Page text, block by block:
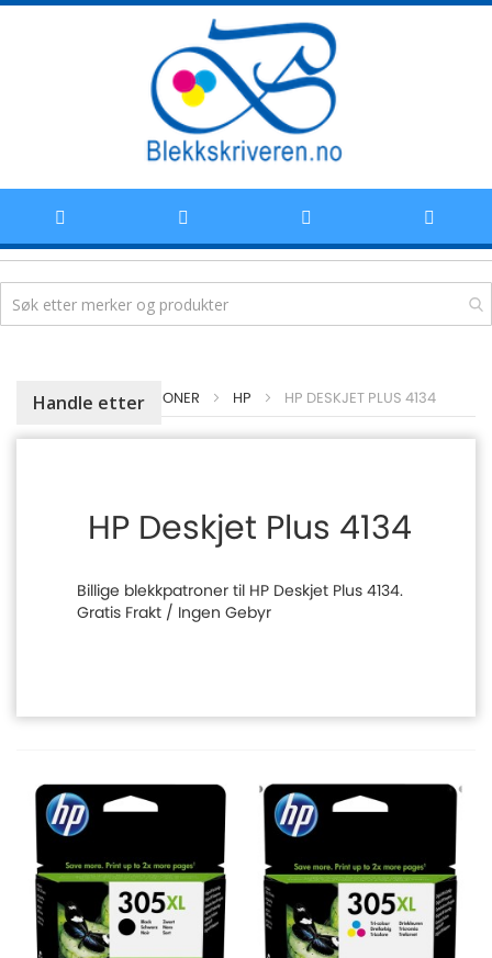
HJEM BLEKKPATRONER HP HP DESKJET PLUS 4134
HP Deskjet Plus 4134
Billige blekkpatroner til HP Deskjet Plus 4134.
Gratis Frakt / Ingen Gebyr
Handle etter